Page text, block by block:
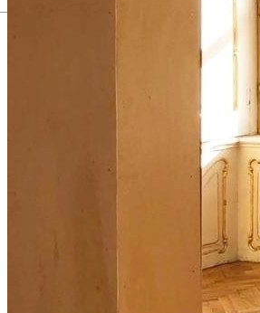
Tur virtual Județul Timiș
Centre de informare turistică
Cum ajungi în Timiș?
Închirieri auto